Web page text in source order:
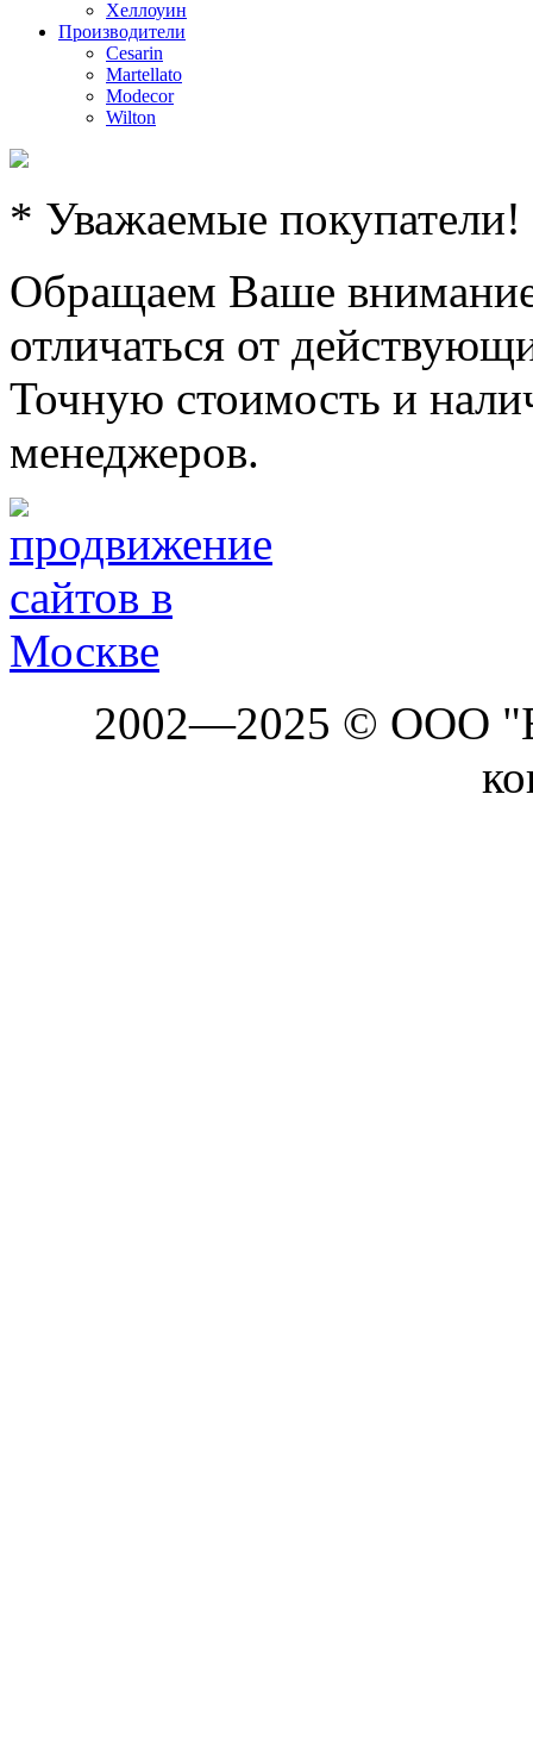
Хеллоуин
Производители
Cesarin
Martellato
Modecor
Wilton
* Уважаемые покупатели!
Обращаем Ваше
отличаться от
Точную стоимость и
менеджеров.
2002—2025 © ООО